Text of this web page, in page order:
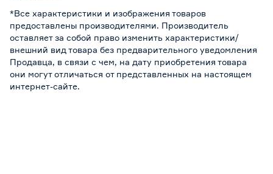
*Все характеристики и изображения товаров
предоставлены производителями. Производитель
оставляет за собой право изменить характеристики/
внешний вид товара без предварительного уведомления
Продавца, в связи с чем, на дату приобретения товара
они могут отличаться от представленных на настоящем
интернет-сайте.